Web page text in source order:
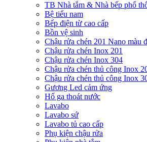
TB Nhà tắm & Nhà bếp phổ
Bệ tiểu nam
Bếp điện từ cao cấp
Bồn vệ sinh
Chậu rửa chén 201 Nano màu
Chậu rửa chén Inox 201
Chậu rửa chén Inox 304
Chậu rửa chén thủ công Inox
Chậu rửa chén thủ công Inox
Gương Led cảm ứng
Hố ga thoát nước
Lavabo
Lavabo sứ
Lavabo tủ cao cấp
Phụ kiện chậu rửa